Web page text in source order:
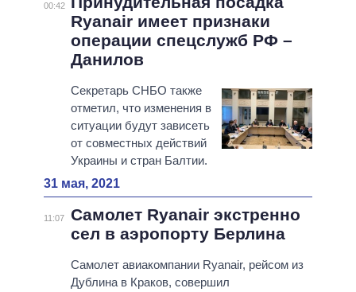
00:42
Ryanair имеет признаки
операции спецслужб РФ –
Данилов
Секретарь СНБО также
отметил, что изменения в
ситуации будут зависеть
от совместных действий
Украины и стран Балтии.
31 мая, 2021
11:07
Самолет Ryanair экстренно
сел в аэропорту Берлина
Самолет авиакомпании Ryanair, рейсом из
Дублина в Краков, совершил